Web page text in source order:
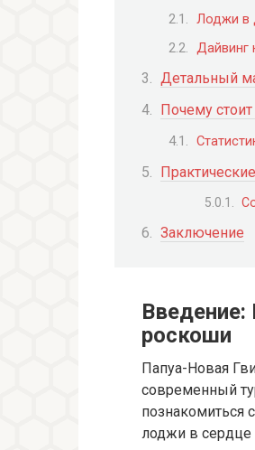
Лоджи в
Дайвинг
Детальный
Почему
Заключение
Введение:
роскоши
Папуа-Новая
современный
познакомиться
лоджи в сердце